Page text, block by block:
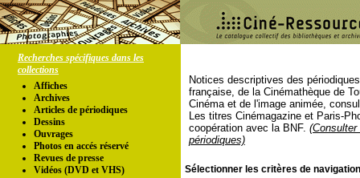
Recherches spécifiques dans les
collections
Affiches
Archives
Articles de périodiques
Dessins
Ouvrages
Photos en accés réservé
Revues de presse
Vidéos (DVD et VHS)
Notices descriptives des
française, de la Cinémathèque de
Cinéma et de l'image animée,
Les titres Cinémagazine et Paris-
coopération avec la BNF.
périodiques)
Sélectionner les critères de